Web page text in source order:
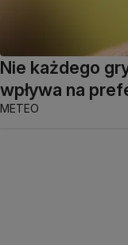
Nie każdego
wpływa na
METEO